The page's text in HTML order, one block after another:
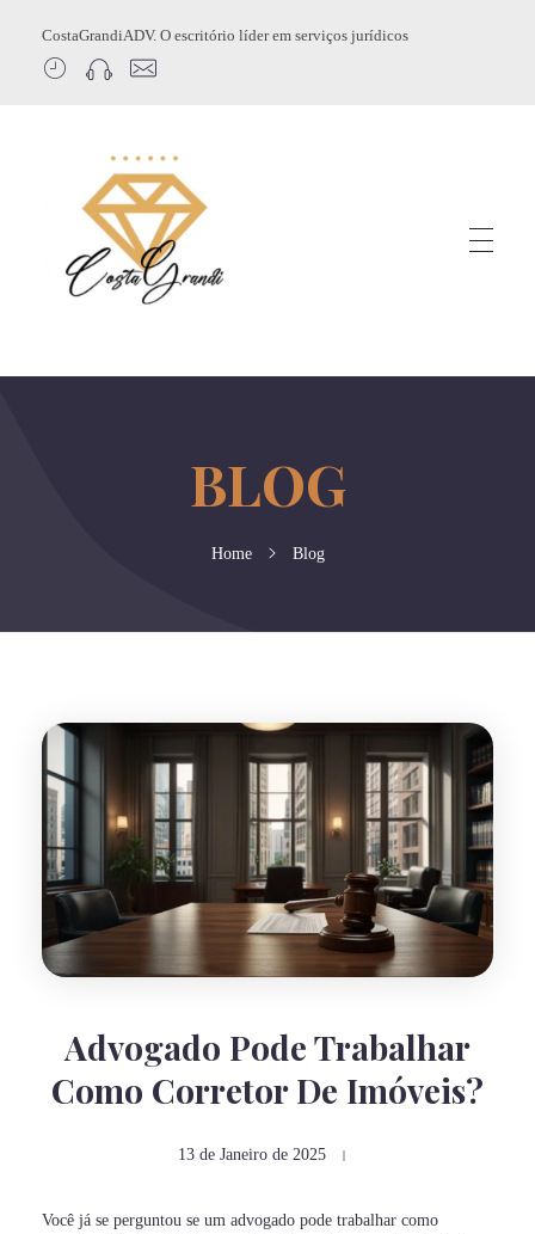
CostaGrandiADV. O escritório líder em serviços jurídicos
Home Blog
Advogado Pode Trabalhar
Como Corretor De Imóveis?
13 de Janeiro de 2025
Você já se perguntou se um advogado pode trabalhar como